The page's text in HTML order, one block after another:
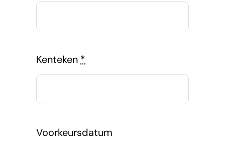
Kenteken *
Voorkeursdatum